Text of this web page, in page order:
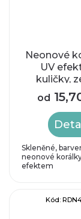
Neonové
UV
kuličky,
od
Skleněné,
neonové
efektem
Kód: